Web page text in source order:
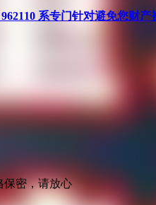
系专门针对避免您财
保密，请放心